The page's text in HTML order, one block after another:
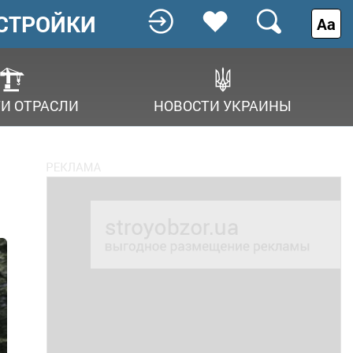
ОТРАСЛИ НОВОСТИ УКРАИНЫ
Аа